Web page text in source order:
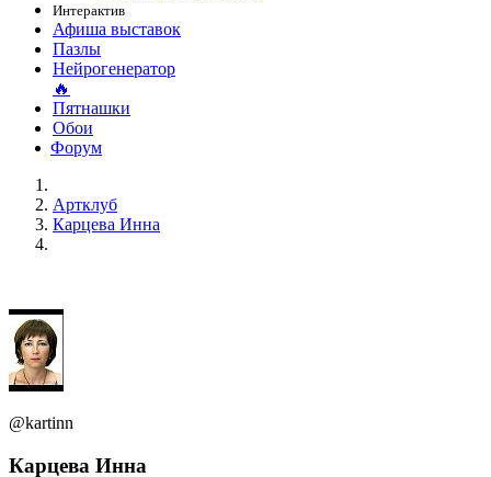
Интерактив
Афиша выставок
Пазлы
Нейрогенератор
🔥
Пятнашки
Обои
Форум
Артклуб
Карцева Инна
@kartinn
Карцева Инна